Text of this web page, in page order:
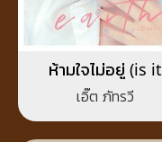
ห้ามใจไม่อยู่ (is it
you?)
เอิ๊ต ภัทรวี